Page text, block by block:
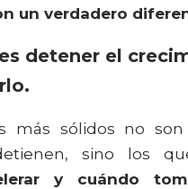
un verdadero
detener el
más sólidos no
sino los
y cuándo